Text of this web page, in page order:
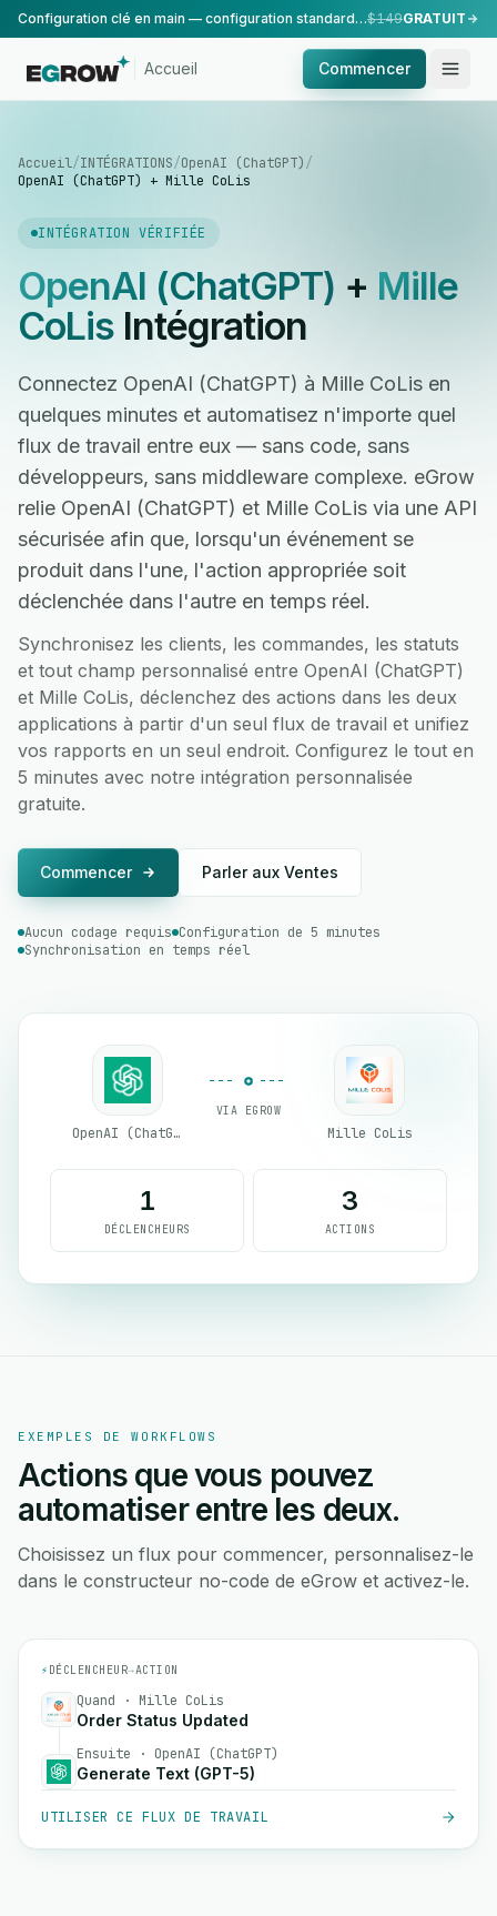
Configuration clé en main — configuration standard, réalisée par notre équipe.$149GRATUIT
Accueil Commencer
Accueil/INTÉGRATIONS/OpenAI (ChatGPT)/
OpenAI (ChatGPT) + Mille CoLis
INTÉGRATION VÉRIFIÉE
OpenAI (ChatGPT) + Mille
CoLisIntégration
Connectez OpenAI (ChatGPT) à Mille CoLis en
quelques minutes et automatisez n'importe quel
flux de travail entre eux — sans code, sans
développeurs, sans middleware complexe. eGrow
relie OpenAI (ChatGPT) et Mille CoLis via une API
sécurisée afin que, lorsqu'un événement se
produit dans l'une, l'action appropriée soit
déclenchée dans l'autre en temps réel.
Synchronisez les clients, les commandes, les statuts
et tout champ personnalisé entre OpenAI (ChatGPT)
et Mille CoLis, déclenchez des actions dans les deux
applications à partir d'un seul flux de travail et unifiez
vos rapports en un seul endroit. Configurez le tout en
5 minutes avec notre intégration personnalisée
gratuite.
Commencer Parler aux Ventes
Aucun codage requis Configuration de 5 minutes
Synchronisation en temps réel
OpenAI (ChatGPT)
VIA EGROW
Mille CoLis
1
DÉCLENCHEURS
3
ACTIONS
EXEMPLES DE WORKFLOWS
Actions que vous pouvez
automatiser entre les deux.
Choisissez un flux pour commencer, personnalisez-le
dans le constructeur no-code de eGrow et activez-le.
⚡ DÉCLENCHEUR→ACTION
Quand · Mille CoLis
Order Status Updated
Ensuite · OpenAI (ChatGPT)
Generate Text (GPT-5)
UTILISER CE FLUX DE TRAVAIL